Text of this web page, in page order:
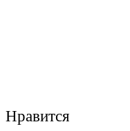
Нравится